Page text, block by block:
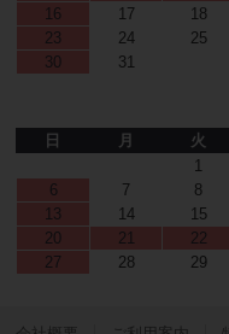
16
17 18
23
24 25
30
31
日
月 火
1
6
7 8
13
14 15
20
21 22
27
28 29